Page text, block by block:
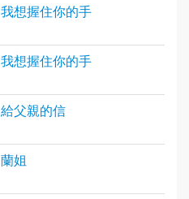
我想握住你的手
我想握住你的手
給父親的信
蘭姐